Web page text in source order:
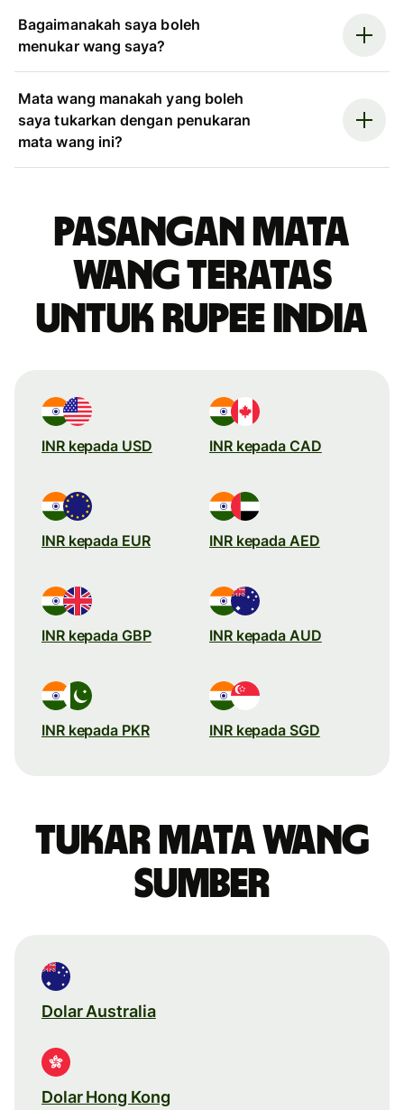
Bagaimanakah saya boleh
menukar wang saya?
Mata wang manakah yang boleh
saya tukarkan dengan penukaran
mata wang ini?
Pasangan mata
wang teratas
untuk rupee India
INR kepada USD INR kepada CAD
INR kepada EUR INR kepada AED
INR kepada GBP INR kepada AUD
INR kepada PKR INR kepada SGD
Tukar mata wang
sumber
Dolar Australia
Dolar Hong Kong